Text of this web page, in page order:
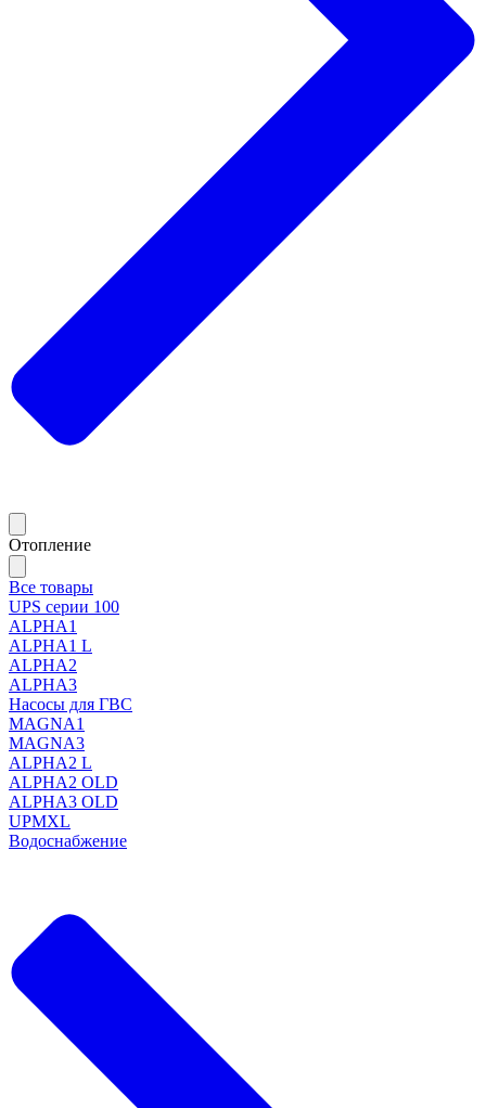
Отопление
Все товары
UPS серии 100
ALPHA1
ALPHA1 L
ALPHA2
ALPHA3
Насосы для ГВС
MAGNA1
MAGNA3
ALPHA2 L
ALPHA2 OLD
ALPHA3 OLD
UPMXL
Водоснабжение